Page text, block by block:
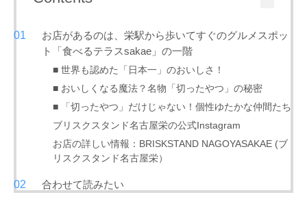
お店があるのは、栄駅から歩いてすぐのグルメスポッ
ト「食べるテラスsakae」の一階
■ 世界も認めた「日本一」のおいしさ！
■ おいしくなる魔法？名物「切ったやつ」の秘密
■ 「切ったやつ」だけじゃない！個性ゆたかな仲間たち
ブリスクスタンド名古屋栄の公式Instagram
お店の詳しい情報：BRISKSTAND NAGOYASAKAE (ブ
リスクスタンド名古屋栄）
合わせて読みたい